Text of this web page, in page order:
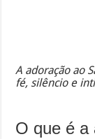
A adoração ao
fé, silêncio e
O que é a